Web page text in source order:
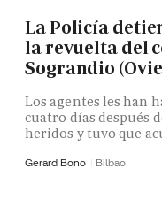
La Policía
la revuelta del
Sograndio
Los agentes les han
cuatro días después
heridos y tuvo que
Gerard Bono Bilbao